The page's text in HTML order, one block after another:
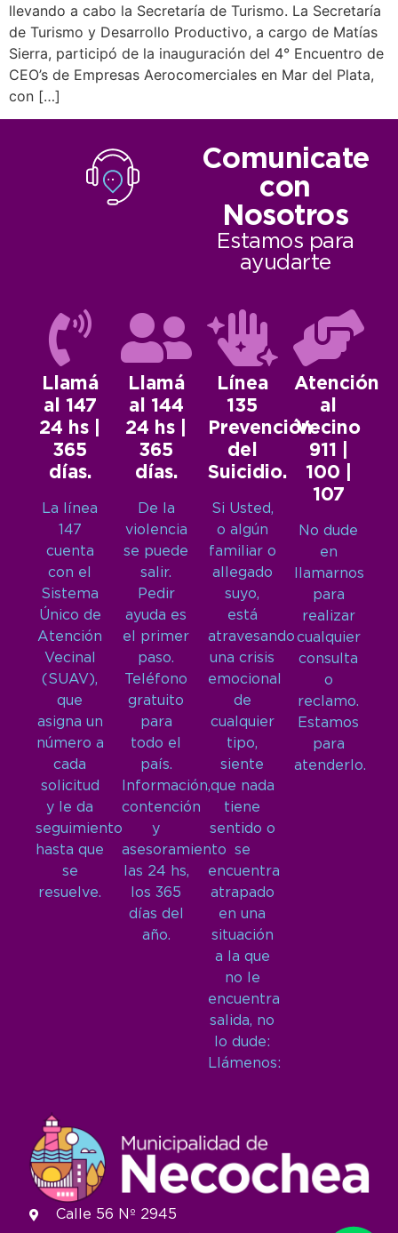
llevando a cabo la Secretaría de Turismo. La Secretaría
de Turismo y Desarrollo Productivo, a cargo de Matías
Sierra, participó de la inauguración del 4° Encuentro de
CEO’s de Empresas Aerocomerciales en Mar del Plata,
con […]
Comunicate
con
Nosotros
Estamos para
ayudarte
Llamá
al 147
24 hs |
365
días.
La línea
147
cuenta
con el
Sistema
Único de
Atención
Vecinal
(SUAV),
que
asigna un
número a
cada
solicitud
y le da
seguimiento
hasta que
se
resuelve.
Llamá
al 144
24 hs |
365
días.
De la
violencia
se puede
salir.
Pedir
ayuda es
el primer
paso.
Teléfono
gratuito
para
todo el
país.
Información,
contención
y
asesoramiento
las 24 hs,
los 365
días del
año.
Línea
135
Prevención
del
Suicidio.
Si Usted,
o algún
familiar o
allegado
suyo,
está
atravesando
una crisis
emocional
de
cualquier
tipo,
siente
que nada
tiene
sentido o
se
encuentra
atrapado
en una
situación
a la que
no le
encuentra
salida, no
lo dude:
Llámenos:
Atención
al
Vecino
911 |
100 |
107
No dude
en
llamarnos
para
realizar
cualquier
consulta
o
reclamo.
Estamos
para
atenderlo.
Calle 56 Nº 2945